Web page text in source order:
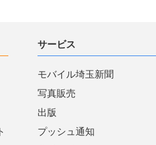
サービス
モバイル埼玉新聞
写真販売
出版
プッシュ通知